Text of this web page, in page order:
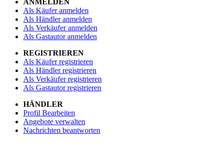
Als Käufer anmelden
Als Händler anmelden
Als Verkäufer anmelden
Als Gastautor anmelden
REGISTRIEREN
Als Käufer registrieren
Als Händler registrieren
Als Verkäufer registrieren
Als Gastautor registrieren
HÄNDLER
Profil Bearbeiten
Angebote verwalten
Nachrichten beantworten